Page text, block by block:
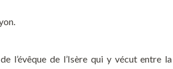
l’évêque de l’Isère qui y vécut